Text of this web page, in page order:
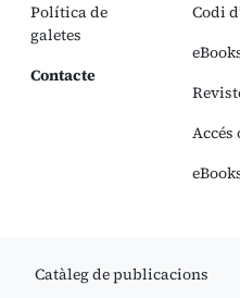
Política de
galetes
Contacte
Codi
Accés
Catàleg de publicacions